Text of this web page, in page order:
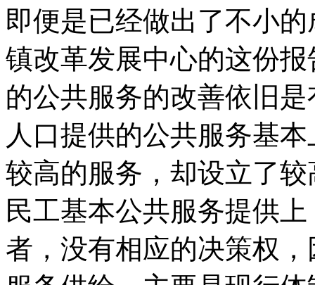
即便是已经做出了不小
镇改革发展中心的这份
的公共服务的改善依旧
人口提供的公共服务基
较高的服务，却设立了
民工基本公共服务提供
者，没有相应的决策权